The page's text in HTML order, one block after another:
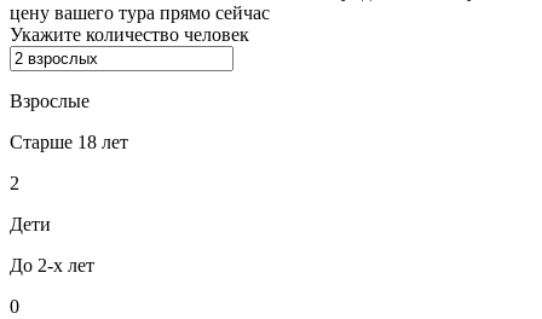
цену вашего тура прямо сейчас
Укажите количество человек
Взрослые
Старше 18 лет
2
Дети
До 2-х лет
0